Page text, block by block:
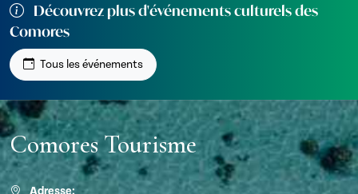
Découvrez plus d'événements culturels des
Comores
Tous les événements
Comores Tourisme